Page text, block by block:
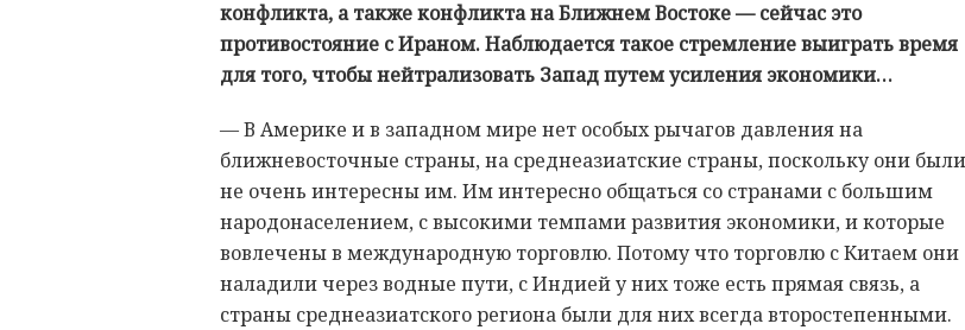
конфликта, а также конфликта на Ближнем Востоке — сейчас это
противостояние с Ираном. Наблюдается такое стремление выиграть время
для того, чтобы нейтрализовать Запад путем усиления экономики…
— В Америке и в западном мире нет особых рычагов давления на
ближневосточные страны, на среднеазиатские страны, поскольку они были
не очень интересны им. Им интересно общаться со странами с большим
народонаселением, с высокими темпами развития экономики, и которые
вовлечены в международную торговлю. Потому что торговлю с Китаем они
наладили через водные пути, с Индией у них тоже есть прямая связь, а
страны среднеазиатского региона были для них всегда второстепенными.